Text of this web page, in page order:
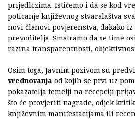
prijedlozima. Ističemo i da se kod
poticanje književnog stvaralaštva
novi članovi povjerenstva, dakako
prevoditelja. Smatramo da se time
razina transparentnosti,
Osim toga, Javnim pozivom su
vrednovanja od kojih se prvi uz
pokazatelja temelji na recepciji
što će provjeriti nagrade, odjek
književnim manifestacijama ili